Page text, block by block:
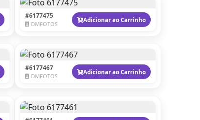
#6177475
DMFOTOS
Adicionar ao Carrinho
#6177467
DMFOTOS
Adicionar ao Carrinho